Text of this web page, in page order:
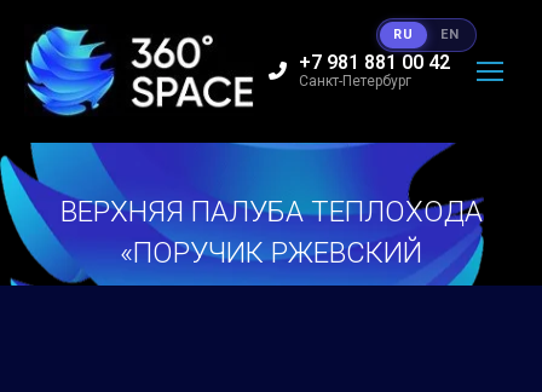
+7 981 881 00 42
Санкт-Петербург
ВЕРХНЯЯ ПАЛУБА ТЕПЛОХОДА
«ПОРУЧИК РЖЕВСКИЙ
Вы здесь:
RU EN